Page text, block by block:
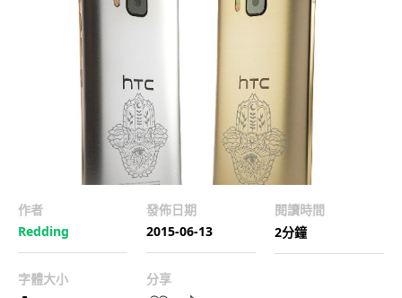
作者
Redding
發佈日期
2015-06-13
閱讀時間
2分鐘
字體大小 分享